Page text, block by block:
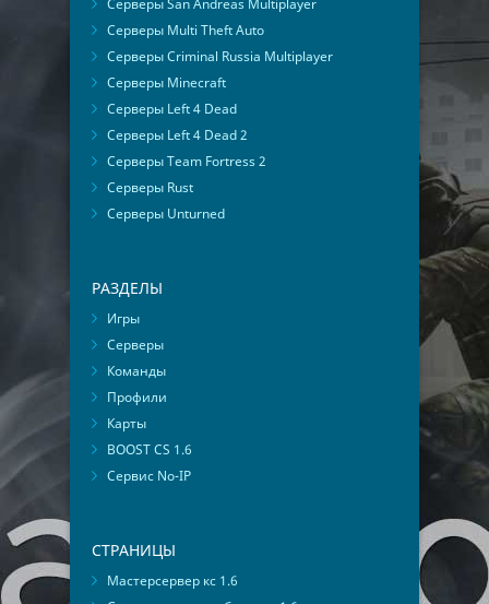
Серверы San Andreas Multiplayer
Серверы Multi Theft Auto
Серверы Criminal Russia Multiplayer
Серверы Minecraft
Серверы Left 4 Dead
Серверы Left 4 Dead 2
Серверы Team Fortress 2
Серверы Rust
Серверы Unturned
РАЗДЕЛЫ
Игры
Серверы
Команды
Профили
Карты
BOOST CS 1.6
Сервис No-IP
СТРАНИЦЫ
Мастерсервер кс 1.6